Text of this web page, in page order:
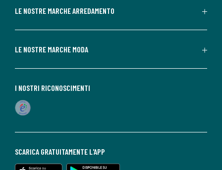
LE NOSTRE MARCHE ARREDAMENTO
LE NOSTRE MARCHE MODA
SCARICA GRATUITAMENTE L'APP
I NOSTRI RICONOSCIMENTI